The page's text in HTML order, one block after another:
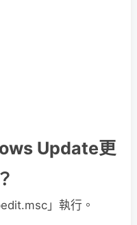
Update更
」執行。